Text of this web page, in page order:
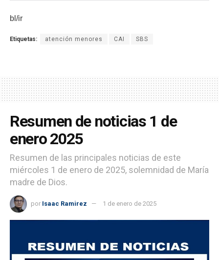
bl/ir
Etiquetas: atención menores CAI SBS
Resumen de noticias 1 de
enero 2025
Resumen de las principales noticias de este
miércoles 1 de enero de 2025, solemnidad de María
madre de Dios.
por Isaac Ramirez 1 de enero de 2025